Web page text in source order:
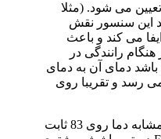
میزان پاشش انژکتورها توسط ECU تعیین می شود. (مثلا
این سنسور نقش
می کند و باعث
رانندگی در
دمای آن به دمای
باز شدن ترموستات یعنی 75 می رسد و تقریبا روی
ولی با ترموستات فابریک در شرایط مشابه دما روی 83 ثابت